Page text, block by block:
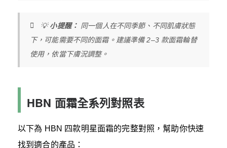
💡小提醒： 同一個人在不同季節、不同肌膚狀態
下，可能需要不同的面霜。建議準備 2–3 款面霜輪替
使用，依當下膚況調整。
HBN 面霜全系列對照表
以下為 HBN 四款明星面霜的完整對照，幫助你快速
找到適合的產品：